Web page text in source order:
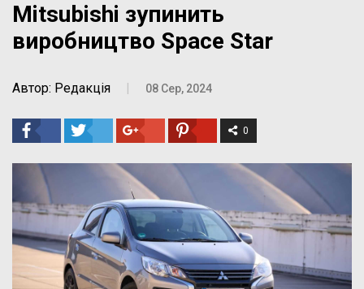
Mitsubishi зупинить
виробництво Space Star
Автор: Редакція | 08 Сер, 2024
0